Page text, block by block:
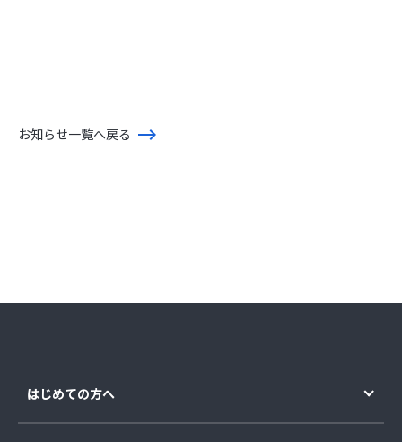
お知らせ一覧へ戻る
はじめての方へ